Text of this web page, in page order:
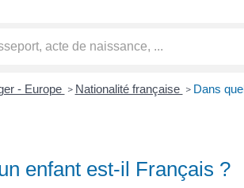
- Europe > Nationalité française > Dans
enfant est-il Français ?